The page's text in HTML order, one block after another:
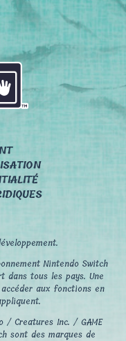
Nintendo Switch
dans tous les pays. Une
aux fonctions en
/ Creatures Inc. / GAME
sont des marques de